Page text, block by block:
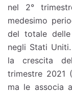
nel 2°
medesimo
del totale
negli Stati Uniti.
la crescita
trimestre 2021
ma le associa